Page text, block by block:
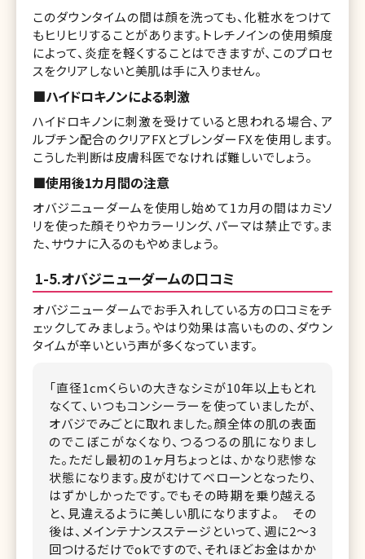
このダウンタイムの間は顔を洗っても、化粧水をつけて
もヒリヒリすることがあります。トレチノインの使用頻度
によって、炎症を軽くすることはできますが、このプロセ
スをクリアしないと美肌は手に入りません。
■ハイドロキノンによる刺激
ハイドロキノンに刺激を受けていると思われる場合、ア
ルブチン配合のクリアFXとブレンダーFXを使用します。
こうした判断は皮膚科医でなければ難しいでしょう。
■使用後1カ月間の注意
オバジニューダームを使用し始めて1カ月の間はカミソ
リを使った顔そりやカラーリング、パーマは禁止です。ま
た、サウナに入るのもやめましょう。
1-5.オバジニューダームの口コミ
オバジニューダームでお手入れしている方の口コミをチ
ェックしてみましょう。やはり効果は高いものの、ダウン
タイムが辛いという声が多くなっています。
「直径1cmくらいの大きなシミが10年以上もとれ
なくて、いつもコンシーラーを使っていましたが、
オバジでみごとに取れました。顔全体の肌の表面
のでこぼこがなくなり、つるつるの肌になりまし
た。ただし最初の１ヶ月ちょっとは、かなり悲惨な
状態になります。皮がむけてベローンとなったり、
はずかしかったです。でもその時期を乗り越える
と、見違えるように美しい肌になりますよ。 その
後は、メインテナンスステージといって、週に2～3
回つけるだけでokですので、それほどお金はかか